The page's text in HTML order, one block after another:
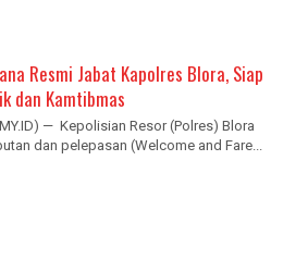
Resmi Jabat Kapolres Blora, Siap
dan Kamtibmas
— Kepolisian Resor (Polres) Blora
dan pelepasan (Welcome and Fare...